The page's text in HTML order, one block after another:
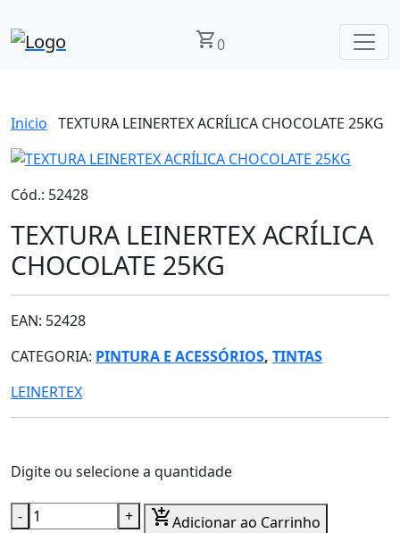
shopping_cart0
Inicio TEXTURA LEINERTEX ACRÍLICA CHOCOLATE 25KG
Cód.: 52428
TEXTURA LEINERTEX ACRÍLICA
CHOCOLATE 25KG
EAN: 52428
CATEGORIA: PINTURA E ACESSÓRIOS, TINTAS
LEINERTEX
Digite ou selecione a quantidade
- + add_shopping_cartAdicionar ao Carrinho